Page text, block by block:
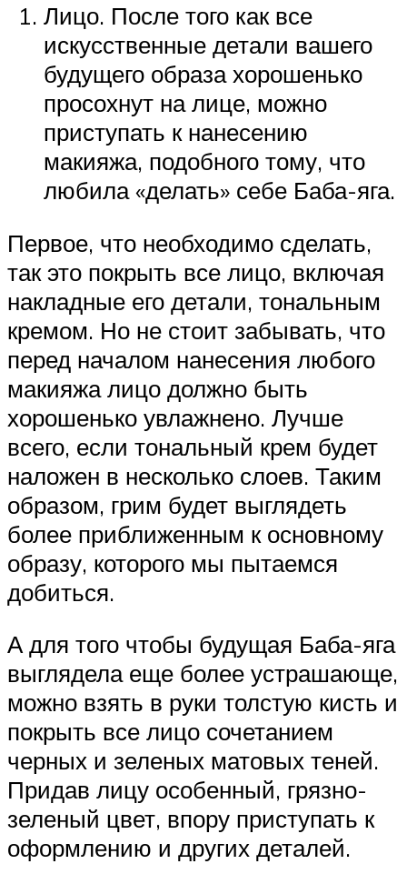
Лицо. После того как все
искусственные детали вашего
будущего образа хорошенько
просохнут на лице, можно
приступать к нанесению
макияжа, подобного тому, что
любила «делать» себе Баба-яга.
Первое, что необходимо сделать,
так это покрыть все лицо, включая
накладные его детали, тональным
кремом. Но не стоит забывать, что
перед началом нанесения любого
макияжа лицо должно быть
хорошенько увлажнено. Лучше
всего, если тональный крем будет
наложен в несколько слоев. Таким
образом, грим будет выглядеть
более приближенным к основному
образу, которого мы пытаемся
добиться.
А для того чтобы будущая Баба-яга
выглядела еще более устрашающе,
можно взять в руки толстую кисть и
покрыть все лицо сочетанием
черных и зеленых матовых теней.
Придав лицу особенный, грязно-
зеленый цвет, впору приступать к
оформлению и других деталей.